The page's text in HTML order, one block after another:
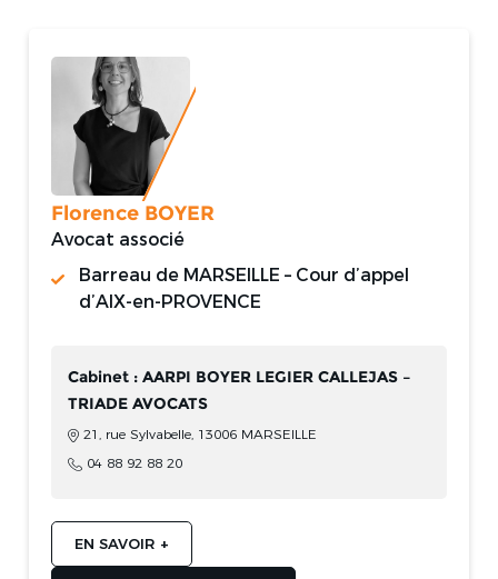
Florence BOYER
Avocat associé
Barreau de MARSEILLE – Cour d’appel
d’AIX-en-PROVENCE
Cabinet : AARPI BOYER LEGIER CALLEJAS –
TRIADE AVOCATS
21, rue Sylvabelle, 13006 MARSEILLE
04 88 92 88 20
EN SAVOIR +